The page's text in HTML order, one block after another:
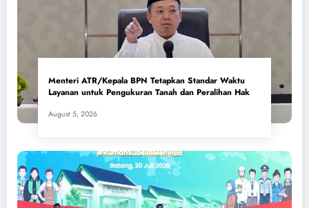
Menteri ATR/Kepala BPN Tetapkan Standar Waktu
Layanan untuk Pengukuran Tanah dan Peralihan Hak
August 5, 2026